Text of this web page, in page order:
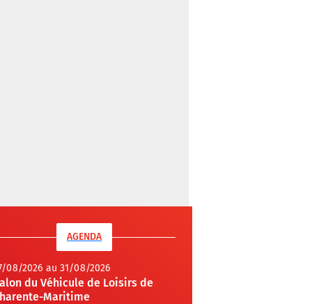
AGENDA
08/2026 au 31/08/2026
du Véhicule de Loisirs de
Maritime